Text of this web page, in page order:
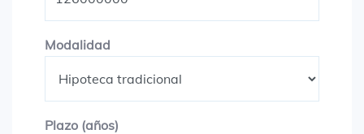
Modalidad
Plazo (años)